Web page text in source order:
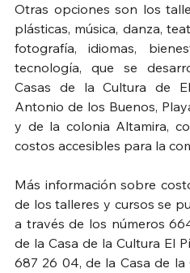
Otras opciones son los
plásticas, música, danza,
fotografía, idiomas,
tecnología, que se
Casas de la Cultura de
Antonio de los Buenos,
y de la colonia Altamira,
costos accesibles para la
Más información sobre
de los talleres y cursos se
a través de los números
de la Casa de la Cultura El
687 26 04, de la Casa de la